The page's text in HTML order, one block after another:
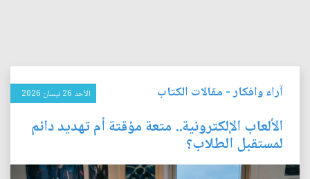
آراء وافكار- مقالات الكتاب الأحد 26 نيسان 2026
الألعاب الإلكترونية.. متعة مؤقتة أم تهديد دائم
لمستقبل الطلاب؟